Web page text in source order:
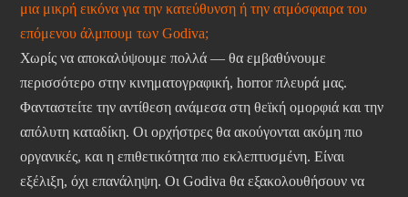
μια μικρή εικόνα για την κατεύθυνση ή την ατμόσφαιρα του
επόμενου άλμπουμ των Godiva;
Χωρίς να αποκαλύψουμε πολλά — θα εμβαθύνουμε
περισσότερο στην κινηματογραφική, horror πλευρά μας.
Φανταστείτε την αντίθεση ανάμεσα στη θεϊκή ομορφιά και την
απόλυτη καταδίκη. Οι ορχήστρες θα ακούγονται ακόμη πιο
οργανικές, και η επιθετικότητα πιο εκλεπτυσμένη. Είναι
εξέλιξη, όχι επανάληψη. Οι Godiva θα εξακολουθήσουν να